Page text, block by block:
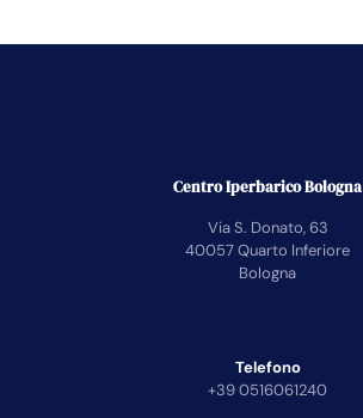
Centro Iperbarico Bologna
Via S. Donato, 63
40057 Quarto Inferiore
Bologna
Telefono
+39 0516061240